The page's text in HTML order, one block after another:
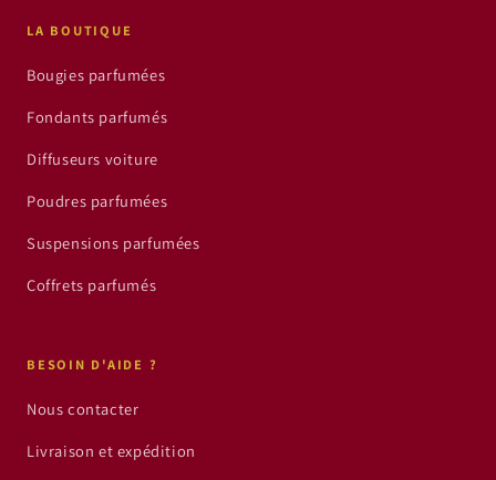
LA BOUTIQUE
Bougies parfumées
Fondants parfumés
Diffuseurs voiture
Poudres parfumées
Suspensions parfumées
Coffrets parfumés
BESOIN D'AIDE ?
Nous contacter
Livraison et expédition